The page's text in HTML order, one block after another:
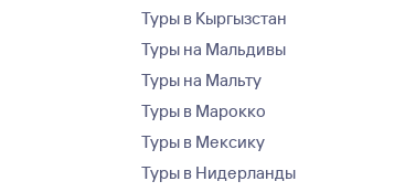
Туры в Кыргызстан
Туры на Мальдивы
Туры на Мальту
Туры в Марокко
Туры в Мексику
Туры в Нидерланды